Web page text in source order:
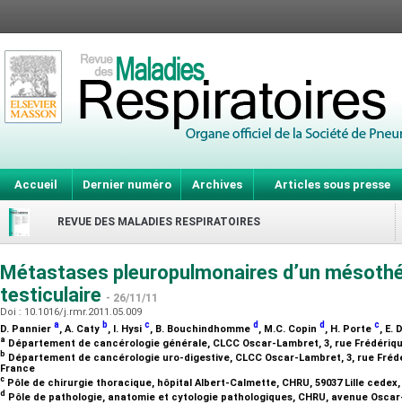
Accueil Dernier numéro Archives Articles sous presse
REVUE DES MALADIES RESPIRATOIRES
Métastases pleuropulmonaires d’un
testiculaire - 26/11/11
Doi : 10.1016/j.rmr.2011.05.009
D. Pannier a, A. Caty b, I. Hysi c, B. Bouchindhomme d , M.C. Copin d , H. Porte c, E.
a Département de cancérologie générale, CLCC Oscar-Lambret, 3, rue
b Département de cancérologie uro-digestive, CLCC Oscar-Lambret, 3, rue
France
c Pôle de chirurgie thoracique, hôpital Albert-Calmette, CHRU, 59037 Lille
d Pôle de pathologie, anatomie et cytologie pathologiques, CHRU, avenue